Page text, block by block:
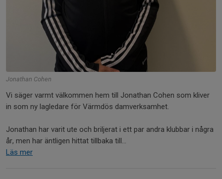
Jonathan Cohen
Vi säger varmt välkommen hem till Jonathan Cohen som kliver
in som ny lagledare för Värmdös damverksamhet.
Jonathan har varit ute och briljerat i ett par andra klubbar i några
år, men har äntligen hittat tillbaka till...
Läs mer